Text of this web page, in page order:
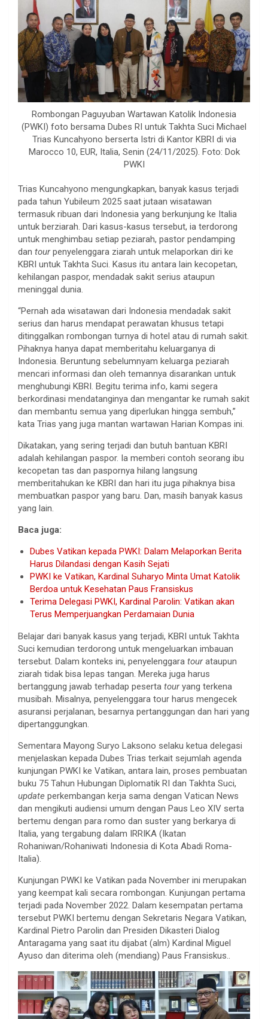
Rombongan Paguyuban Wartawan Katolik Indonesia
(PWKI) foto bersama Dubes RI untuk Takhta Suci Michael
Trias Kuncahyono berserta Istri di Kantor KBRI di via
Marocco 10, EUR, Italia, Senin (24/11/2025). Foto: Dok
PWKI
Trias Kuncahyono mengungkapkan, banyak kasus terjadi
pada tahun Yubileum 2025 saat jutaan wisatawan
termasuk ribuan dari Indonesia yang berkunjung ke Italia
untuk berziarah. Dari kasus-kasus tersebut, ia terdorong
untuk menghimbau setiap peziarah, pastor pendamping
dan tourpenyelenggara ziarah untuk melaporkan diri ke
KBRI untuk Takhta Suci. Kasus itu antara lain kecopetan,
kehilangan paspor, mendadak sakit serius ataupun
meninggal dunia.
“Pernah ada wisatawan dari Indonesia mendadak sakit
serius dan harus mendapat perawatan khusus tetapi
ditinggalkan rombongan turnya di hotel atau di rumah sakit.
Pihaknya hanya dapat memberitahu keluarganya di
Indonesia. Beruntung sebelumnyam keluarga peziarah
mencari informasi dan oleh temannya disarankan untuk
menghubungi KBRI. Begitu terima info, kami segera
berkordinasi mendatanginya dan mengantar ke rumah sakit
dan membantu semua yang diperlukan hingga sembuh,”
kata Trias yang juga mantan wartawan Harian Kompas ini.
Dikatakan, yang sering terjadi dan butuh bantuan KBRI
adalah kehilangan paspor. Ia memberi contoh seorang ibu
kecopetan tas dan paspornya hilang langsung
memberitahukan ke KBRI dan hari itu juga pihaknya bisa
membuatkan paspor yang baru. Dan, masih banyak kasus
yang lain.
Baca juga:
Dubes Vatikan kepada PWKI: Dalam Melaporkan Berita
Harus Dilandasi dengan Kasih Sejati
PWKI ke Vatikan, Kardinal Suharyo Minta Umat Katolik
Berdoa untuk Kesehatan Paus Fransiskus
Terima Delegasi PWKI, Kardinal Parolin: Vatikan akan
Terus Memperjuangkan Perdamaian Dunia
Belajar dari banyak kasus yang terjadi, KBRI untuk Takhta
Suci kemudian terdorong untuk mengeluarkan imbauan
tersebut. Dalam konteks ini, penyelenggara tourataupun
ziarah tidak bisa lepas tangan. Mereka juga harus
bertanggung jawab terhadap peserta touryang terkena
musibah. Misalnya, penyelenggara tour harus mengecek
asuransi perjalanan, besarnya pertanggungan dan hari yang
dipertanggungkan.
Sementara Mayong Suryo Laksono selaku ketua delegasi
menjelaskan kepada Dubes Trias terkait sejumlah agenda
kunjungan PWKI ke Vatikan, antara lain, proses pembuatan
buku 75 Tahun Hubungan Diplomatik RI dan Takhta Suci,
update perkembangan kerja sama dengan Vatican News
dan mengikuti audiensi umum dengan Paus Leo XIV serta
bertemu dengan para romo dan suster yang berkarya di
Italia, yang tergabung dalam IRRIKA (Ikatan
Rohaniwan/Rohaniwati Indonesia di Kota Abadi Roma-
Italia).
Kunjungan PWKI ke Vatikan pada November ini merupakan
yang keempat kali secara rombongan. Kunjungan pertama
terjadi pada November 2022. Dalam kesempatan pertama
tersebut PWKI bertemu dengan Sekretaris Negara Vatikan,
Kardinal Pietro Parolin dan Presiden Dikasteri Dialog
Antaragama yang saat itu dijabat (alm) Kardinal Miguel
Ayuso dan diterima oleh (mendiang) Paus Fransiskus..